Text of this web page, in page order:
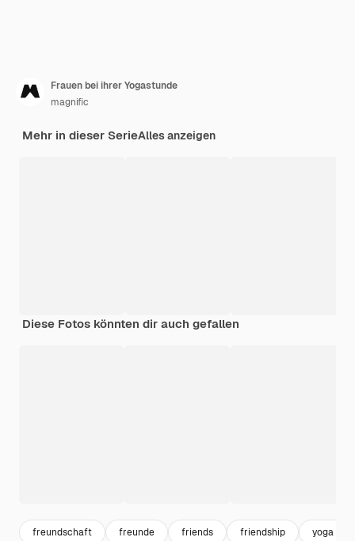
Frauen bei ihrer Yogastunde
magnific
Mehr in dieser SerieAlles anzeigen
Diese Fotos könnten dir auch gefallen
freundschaft freunde friends friendship yoga